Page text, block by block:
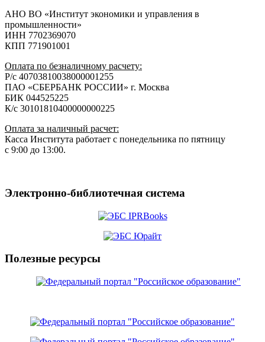
АНО ВО «Институт экономики и управления в
промышленности»
ИНН 7702369070
КПП 771901001
Оплата по безналичному расчету:
Р/с 40703810038000001255
ПАО «СБЕРБАНК РОССИИ» г. Москва
БИК 044525225
К/с 30101810400000000225
Оплата за наличный расчет:
Касса Института работает с понедельника по пятницу
с 9:00 до 13:00.
Электронно-библиотечная система
Полезные ресурсы